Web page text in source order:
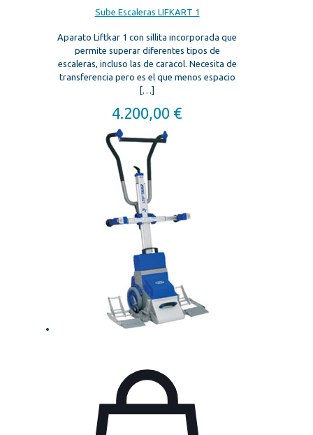
Sube Escaleras LIFKART 1
Aparato Liftkar 1 con sillita incorporada que
permite superar diferentes tipos de
escaleras, incluso las de caracol. Necesita de
transferencia pero es el que menos espacio
[…]
4.200,00 €